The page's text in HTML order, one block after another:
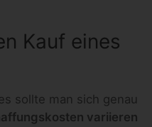
Kauf eines
sollte man sich genau
variieren